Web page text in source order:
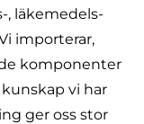
, läkemedels-
importerar,
komponenter
vi har
ger oss stor